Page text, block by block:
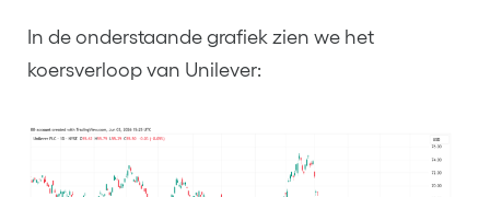
In de onderstaande grafiek zien we het
koersverloop van Unilever: